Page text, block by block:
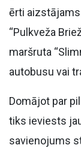
ērti
“Pulkveža
maršruta
autobusu vai
Domājot par
tiks ieviests
savienojums